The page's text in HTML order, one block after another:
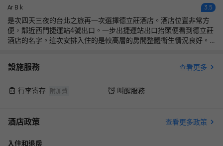
Ar B k 3.5
是次四天三夜的台北之旅再一次選擇德立莊酒店。酒店位置非常方
便，鄰近西門捷運站4號出口。一步出捷運站出口抬頭便看到德立莊
酒店的名字。這次安排入住的是較高層的房間整體衞生情況良好。
設施服務 查看更多
行李寄存 附加費 叫醒服務
酒店政策 查看更多政策
入住和退房